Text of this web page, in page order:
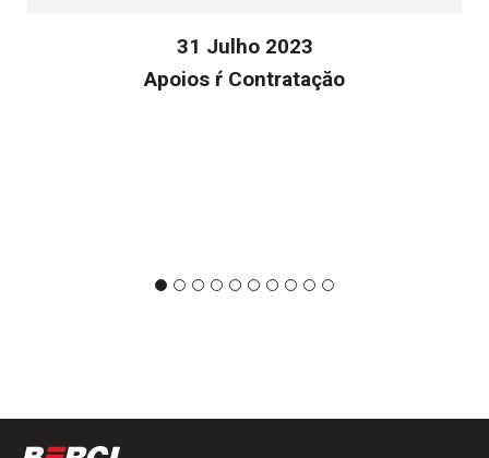
31 Julho 2023
Apoios ŕ Contrataçăo